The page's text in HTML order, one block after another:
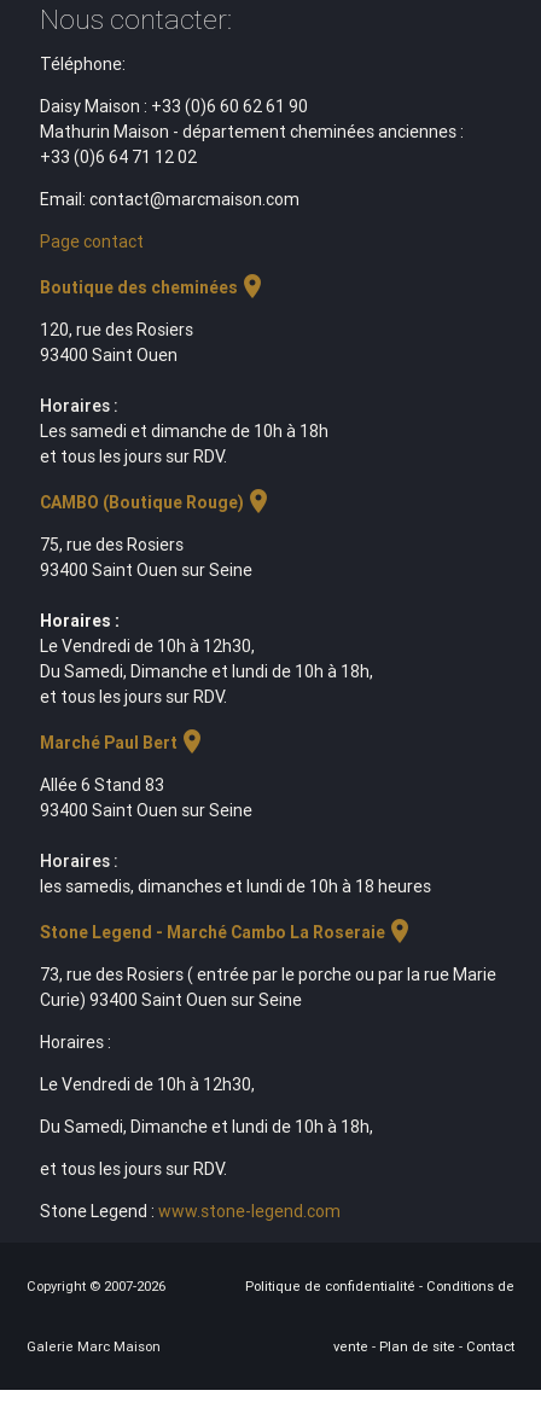
Nous contacter:
Téléphone:
Daisy Maison : +33 (0)6 60 62 61 90
Mathurin Maison - département cheminées anciennes :
+33 (0)6 64 71 12 02
Email: contact@marcmaison.com
Page contact
Boutique des cheminées location_on
120, rue des Rosiers
93400 Saint Ouen
Horaires :
Les samedi et dimanche de 10h à 18h
et tous les jours sur RDV.
CAMBO (Boutique Rouge) location_on
75, rue des Rosiers
93400 Saint Ouen sur Seine
Horaires :
Le Vendredi de 10h à 12h30,
Du Samedi, Dimanche et lundi de 10h à 18h,
et tous les jours sur RDV.
Marché Paul Bert location_on
Allée 6 Stand 83
93400 Saint Ouen sur Seine
Horaires :
les samedis, dimanches et lundi de 10h à 18 heures
Stone Legend - Marché Cambo La Roseraielocation_on
73, rue des Rosiers ( entrée par le porche ou par la rue Marie
Curie) 93400 Saint Ouen sur Seine
Horaires :
Le Vendredi de 10h à 12h30,
Du Samedi, Dimanche et lundi de 10h à 18h,
et tous les jours sur RDV.
Stone Legend : www.stone-legend.com
Copyright © 2007-2026
Galerie Marc Maison
Politique de confidentialité - Conditions de
vente - Plan de site - Contact